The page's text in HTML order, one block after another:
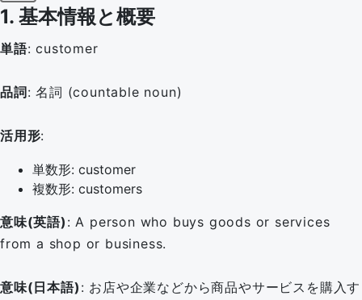
1. 基本情報と概要
単語: customer
品詞: 名詞 (countable noun)
活用形:
単数形: customer
複数形: customers
意味(英語) : A person who buys goods or services
from a shop or business.
意味(日本語) : お店や企業などから商品やサービスを購入す